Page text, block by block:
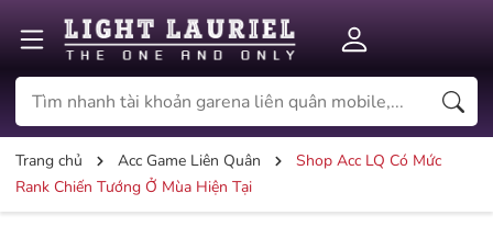
Trang chủ Acc Game Liên Quân
Shop Acc LQ Có Mức
Rank Chiến Tướng Ở Mùa Hiện Tại